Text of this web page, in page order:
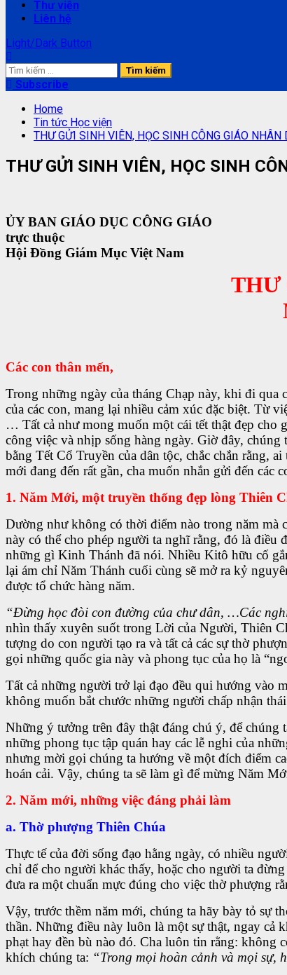
Thư viện
Liên hệ
Light/Dark Button
Tìm
kiếm
cho:
Subscribe
Home
Tin tức Học viện
THƯ GỬI SINH VIÊN, HỌC SINH CÔNG GIÁO
THƯ GỬI SINH VIÊN, HỌC SINH
ỦY BAN GIÁO DỤC CÔNG GIÁO
trực thuộc
Hội Đồng Giám Mục Việt Nam
THƯ
Các con thân mến,
Trong những ngày của tháng Chạp này, khi đi
của các con, mang lại nhiều cảm xúc đặc biệt. Từ
… Tất cả như mong muốn một cái tết thật đẹp cho
công việc và nhịp sống hàng ngày. Giờ đây,
bằng Tết Cổ Truyền của dân tộc, chắc chắn rằng,
mới đang đến rất gần, cha muốn nhắn gửi đến
1. Năm Mới, một truyền thống đẹp lòng Thiên
Dường như không có thời điểm nào trong năm mà
này có thể cho phép người ta nghĩ rằng, đó là điều
những gì Kinh Thánh đã nói. Nhiều Kitô hữu cố
lại ám chỉ Năm Thánh cuối cùng sẽ mở ra kỷ
được tổ chức hàng năm.
“Đừng học đòi con đường của chư dân, …Các
nhìn thấy xuyên suốt trong Lời của Người, Thiên
tượng do con người tạo ra và tất cả các sự thờ
gọi những quốc gia này và phong tục của họ là
Tất cả những người trở lại đạo đều qui hướng vào
không muốn bắt chước những người chấp nhận
Những ý tưởng trên đây thật đáng chú ý, để
những phong tục tập quán hay các lễ nghi của
nhưng mời gọi chúng ta hướng về một đích điểm
hoán cải. Vậy, chúng ta sẽ làm gì để mừng Năm
2. Năm mới, những việc đáng phải làm
a. Thờ phượng Thiên Chúa
Thực tế của đời sống đạo hằng ngày, có nhiều
chỉ để cho người khác thấy, hoặc cho người ta
đưa ra một chuẩn mực đúng cho việc thờ phượng
Vậy, trước thềm năm mới, chúng ta hãy bày tỏ sự
thần. Những điều này luôn là một sự thật, ngay
phạt hay đền bù nào đó. Cha luôn tin rằng: không
khích chúng ta: “Trong mọi hoàn cảnh và mọi sự,